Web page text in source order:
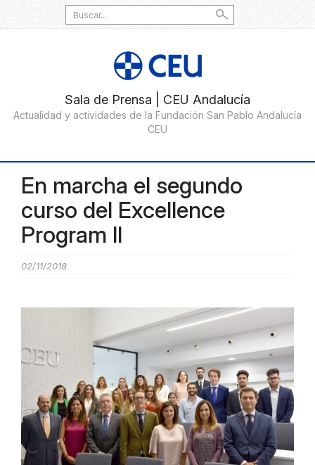
Search
for:
En marcha el segundo
curso del Excellence
Program II
02/11/2018